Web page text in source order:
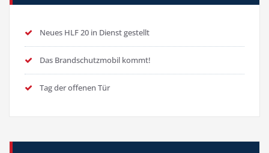
Neues HLF 20 in Dienst gestellt
Das Brandschutzmobil kommt!
Tag der offenen Tür